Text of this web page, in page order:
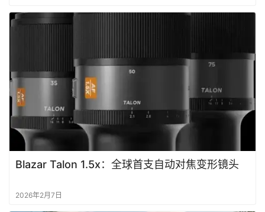
作
资
源
学
习
Blazar Talon 1.5x：全球首支自动对焦变形镜头
2026年2月7日